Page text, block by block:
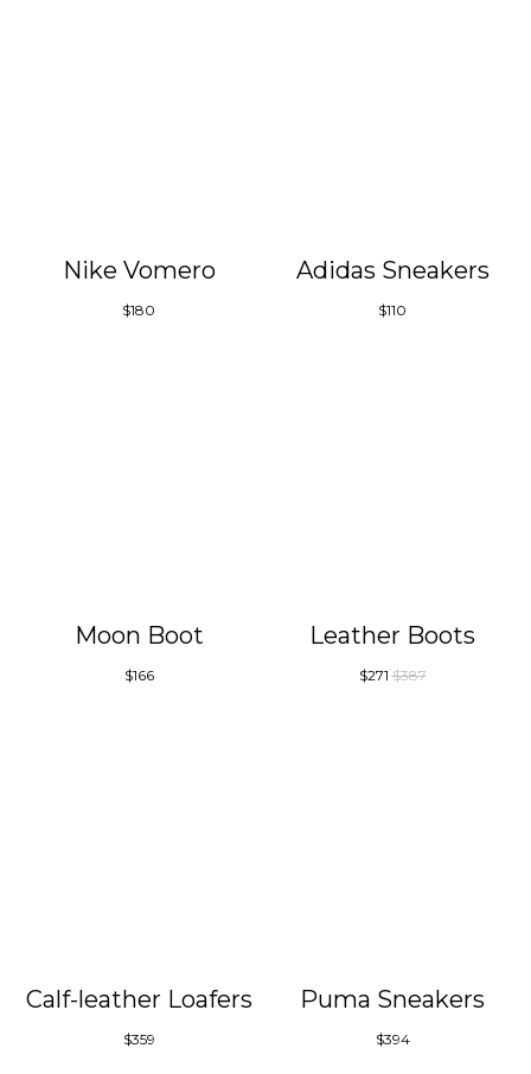
Nike Vomero
$180
Adidas Sneakers
$110
Moon Boot
$166
Leather Boots
$271 $387
Calf-leather Loafers
$359
Puma Sneakers
$394